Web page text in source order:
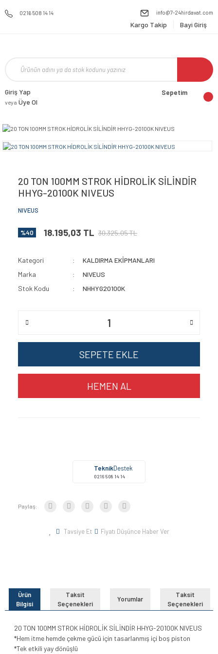
0216 508 14 14 info@7-24hirdavat.com
Kargo Takip Bayi Giriş
Giriş Yap
veya Üye Ol
Sepetim
20 TON 100MM STROK HİDROLİK SİLİNDİR
HHYG-20100K NIVEUS
NIVEUS
%40 18.195,03 TL 30.325,05 TL
Kategori
KALDIRMA EKİPMANLARI
Marka
NIVEUS
Stok Kodu
NHHYG20100K
SEPETE EKLE
HEMEN AL
TeknikDestek
0216 508 14 14
Paylaş:
Tavsiye Et Fiyatı Düşünce Haber Ver
Ürün
Bilgisi
Taksit
Seçenekleri
Yorumlar
Taksit
Seçenekleri
20 TON 100MM STROK HİDROLİK SİLİNDİR HHYG-20100K NIVEUS
*Hem itme hemde çekme gücü için tasarlanmış içi boş piston
*Tek etkili yay dönüşlü